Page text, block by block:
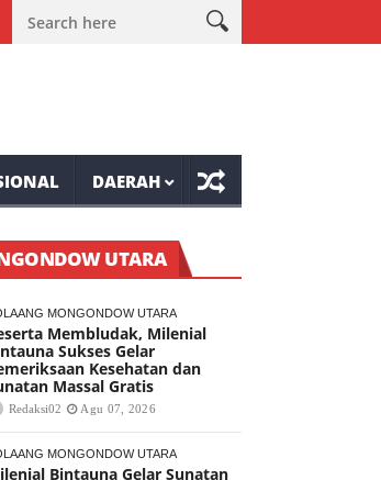
Kesehatan dan Sunatan Massal Gratis
DAERAH
UTARA
MONGONDOW UTARA
Membludak, Milenial
Sukses Gelar
Kesehatan dan
Massal Gratis
Redaksi02 Agu 07, 2026
MONGONDOW UTARA
Bintauna Gelar Sunatan